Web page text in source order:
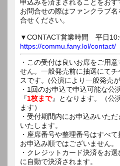
申込みを済まされることをおす
お問合せの際はファンクラブ
合せください。
▼CONTACT営業時間 平日
https://commu.fany.lol/contact/
・この受付は良いお席をご用
せん。一般発売前に抽選にて
スです。(公演により一般発売
・1回のお申込で申込可能な公
『1枚まで』となります。（公
ます）
・受付期間内にお申込みいた
いたします。
・座席番号や整理番号はすべ
お申込み順ではございません。
・クレジットカード決済をお
に自動で決済されます。